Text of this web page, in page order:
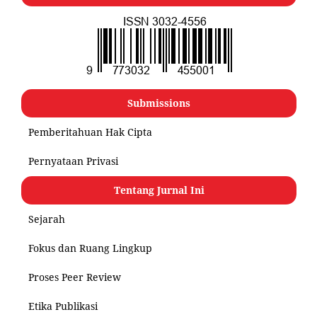
Submissions
Pemberitahuan Hak Cipta
Pernyataan Privasi
Tentang Jurnal Ini
Sejarah
Fokus dan Ruang Lingkup
Proses Peer Review
Etika Publikasi